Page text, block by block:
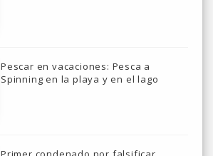
Pescar en vacaciones: Pesca a
Spinning en la playa y en el lago